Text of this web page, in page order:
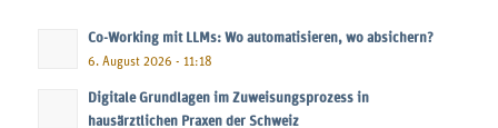
Co-Working mit LLMs: Wo automatisieren, wo absichern?
6. August 2026 - 11:18
Digitale Grundlagen im Zuweisungsprozess in
hausärztlichen Praxen der Schweiz